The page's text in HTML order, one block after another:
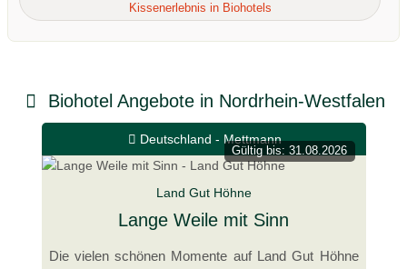
Biohotel Angebote in Nordrhein-Westfalen
Deutschland - Mettmann
Gültig bis: 31.08.2026
Land Gut Höhne
Lange Weile mit Sinn
Die vielen schönen Momente auf Land Gut Höhne
Kissenerlebnis in Biohotels